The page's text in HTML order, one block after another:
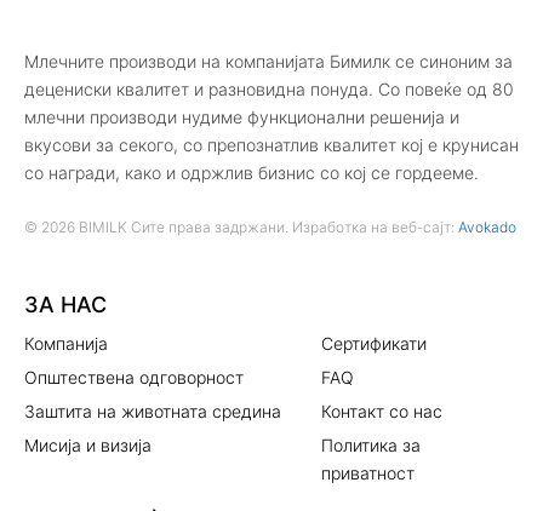
Млечните производи на компанијата Бимилк се синоним за
децениски квалитет и разновидна понуда. Со повеќе од 80
млечни производи нудиме функционални решенија и
вкусови за секого, со препознатлив квалитет кој е крунисан
со награди, како и одржлив бизнис со кој се гордееме.
© 2026 BIMILK Сите права задржани. Изработка на веб-сајт: Avokado
ЗА НАС
Компанија
Општествена одговорност
Заштита на животната средина
Мисија и визија
Сертификати
FAQ
Контакт со нас
Политика за
приватност